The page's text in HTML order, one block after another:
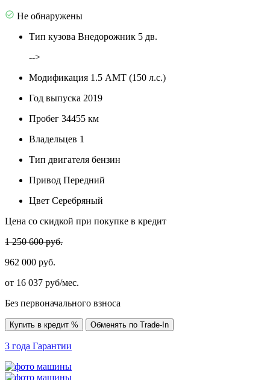
Не обнаружены
Тип кузова Внедорожник 5 дв.
-->
Модификация 1.5 AMT (150 л.с.)
Год выпуска 2019
Пробег 34455 км
Владельцев 1
Тип двигателя бензин
Привод Передний
Цвет Серебряный
Цена со скидкой при покупке в кредит
1 250 600 руб.
962 000 руб.
от 16 037 руб/мес.
Без первоначального взноса
Купить в кредит % Обменять по Trade-In
3 года Гарантии